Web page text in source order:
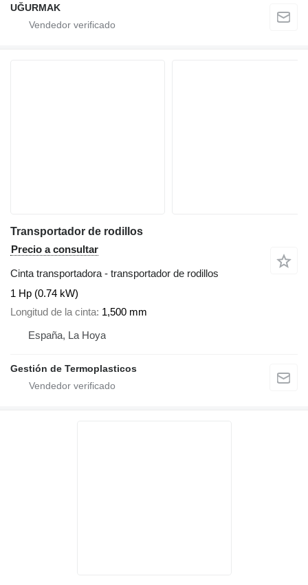
UĞURMAK
Transportador de rodillos
Precio a consultar
Cinta transportadora - transportador de rodillos
1 Hp (0.74 kW)
Longitud de la cinta 1,500 mm
España, La Hoya
Gestión de Termoplasticos